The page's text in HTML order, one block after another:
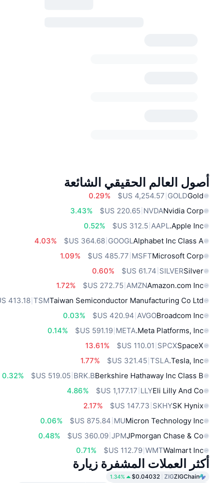
أصول العالم الحقيقي الشائعة
Gold
GOLD
0.29%
Nvidia Corp
NVDA
3.43%
Apple Inc.
AAPL
0.52%
Alphabet Inc Class A
GOOGL
‏364.68 US$
4.03%
Microsoft Corp
MSFT
1.09%
Silver
SILVER
0.60%
Amazon.com Inc
AMZN
1.72%
Taiwan Semiconductor Manufacturing Co Ltd
TSM
‏413.18 US$
Broadcom Inc
AVGO
0.03%
Meta Platforms, Inc.
META
‏591.19 US$
0.14%
SpaceX
SPCX
13.61%
Tesla, Inc.
TSLA
1.77%
Berkshire Hathaway Inc Class B
BRK.B
0.32%
Eli Lilly And Co
LLY
4.86%
SK Hynix
SKHY
2.17%
Micron Technology Inc
MU
0.06%
JPmorgan Chase & Co
JPM
‏360.09 US$
0.48%
Walmart Inc
WMT
‏112.79 US$
0.71%
أكثر العملات المشفرة زيارة
ZIGChain
ZIG
$0.04032
1.34%